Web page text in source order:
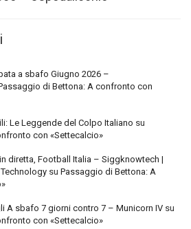
a sbafo Giugno 2026 –
di Bettona: A confronto con
Le Leggende del Colpo Italiano su
con «Settecalcio»
diretta, Football Italia – Siggknowtech |
su Passaggio di Bettona: A
A sbafo 7 giorni contro 7 – Municorn IV su
con «Settecalcio»